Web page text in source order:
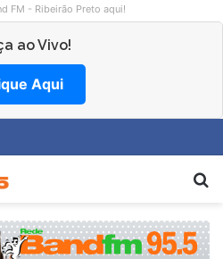
FM - Ribeirão Preto aqui!
ao Vivo!
Aqui
região